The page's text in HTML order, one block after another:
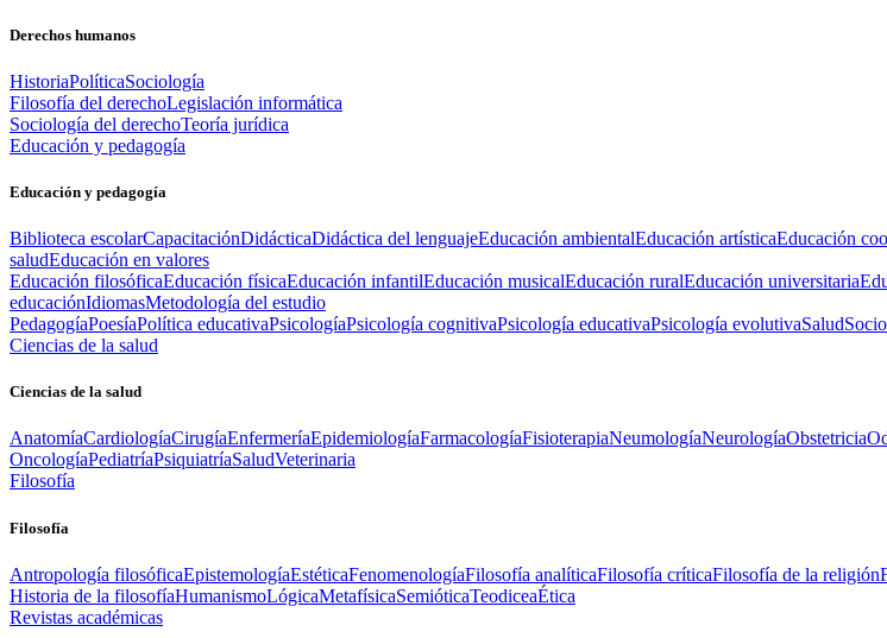
Derechos humanos
HistoriaPolíticaSociología
Filosofía del derechoLegislación informática
Sociología del derechoTeoría jurídica
Educación y pedagogía
Educación y pedagogía
Biblioteca escolarCapacitaciónDidácticaDidáctica del lenguajeEducación ambientalEducación artísticaEducación
saludEducación en valores
Educación filosóficaEducación físicaEducación infantilEducación musicalEducación ruralEducación universitaria
educaciónIdiomasMetodología del estudio
PedagogíaPoesíaPolítica educativaPsicologíaPsicología cognitivaPsicología educativaPsicología evolutivaSalud
Ciencias de la salud
Ciencias de la salud
AnatomíaCardiologíaCirugíaEnfermeríaEpidemiologíaFarmacologíaFisioterapiaNeumologíaNeurologíaObstetricia
OncologíaPediatríaPsiquiatríaSaludVeterinaria
Filosofía
Filosofía
Antropología filosóficaEpistemologíaEstéticaFenomenologíaFilosofía analíticaFilosofía críticaFilosofía de la religión
Historia de la filosofíaHumanismoLógicaMetafísicaSemióticaTeodiceaÉtica
Revistas académicas